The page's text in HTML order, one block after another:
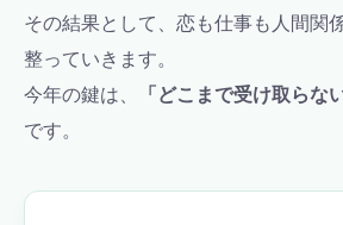
その結果として、恋も仕事も人間関
整っていきます。
今年の鍵は、
「どこまで受け取らな
です。